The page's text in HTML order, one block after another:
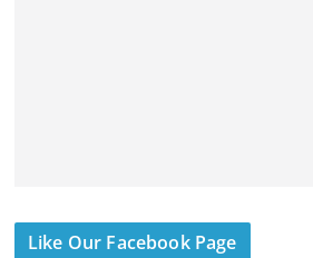
Like Our Facebook Page